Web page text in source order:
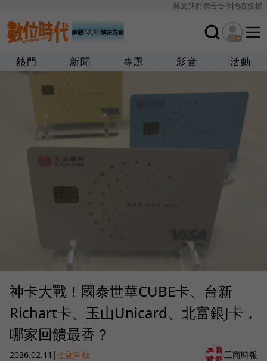
關於我們廣告合作內容授權
熱門 新聞 專題 影音 活動
神卡大戰！國泰世華CUBE卡、台新
Richart卡、玉山Unicard、北富銀J卡，
哪家回饋最香？
2026.02.11 |金融科技 工商時報